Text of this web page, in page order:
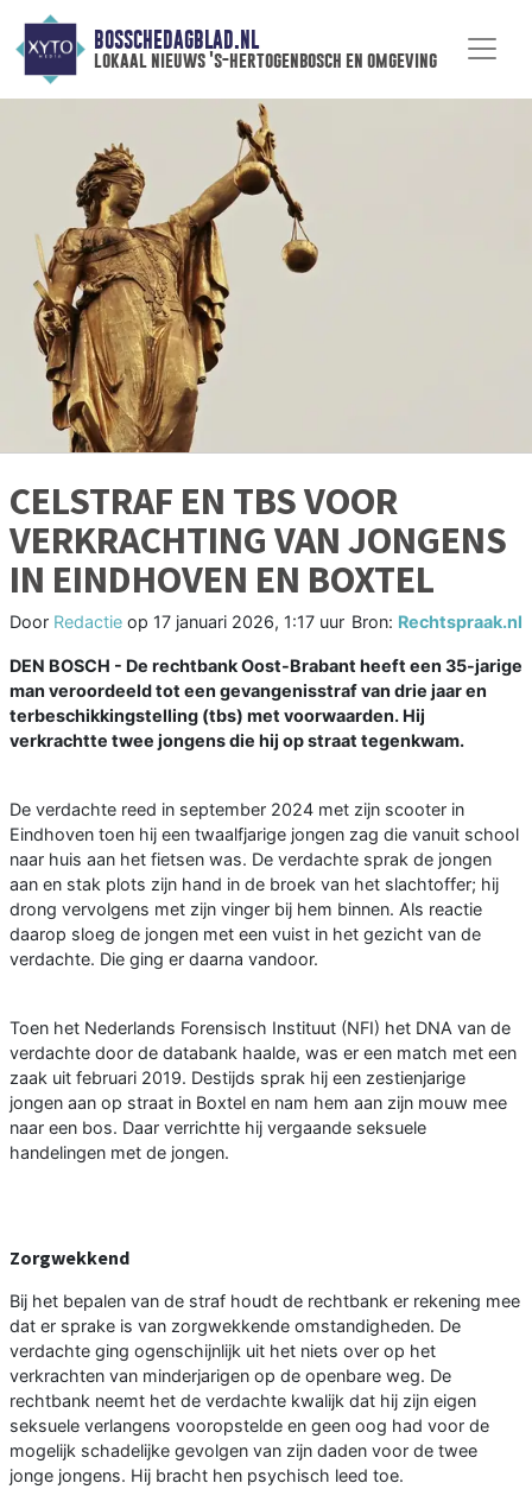
BOSSCHEDAGBLAD.NL
lokaal nieuws 's-hertogenbosch en omgeving
CELSTRAF EN TBS VOOR
VERKRACHTING VAN JONGENS
IN EINDHOVEN EN BOXTEL
Door Redactie op 17 januari 2026, 1:17 uur Bron: Rechtspraak.nl
DEN BOSCH - De rechtbank Oost-Brabant heeft een 35-jarige
man veroordeeld tot een gevangenisstraf van drie jaar en
terbeschikkingstelling (tbs) met voorwaarden. Hij
verkrachtte twee jongens die hij op straat tegenkwam.
De verdachte reed in september 2024 met zijn scooter in
Eindhoven toen hij een twaalfjarige jongen zag die vanuit school
naar huis aan het fietsen was. De verdachte sprak de jongen
aan en stak plots zijn hand in de broek van het slachtoffer; hij
drong vervolgens met zijn vinger bij hem binnen. Als reactie
daarop sloeg de jongen met een vuist in het gezicht van de
verdachte. Die ging er daarna vandoor.
Toen het Nederlands Forensisch Instituut (NFI) het DNA van de
verdachte door de databank haalde, was er een match met een
zaak uit februari 2019. Destijds sprak hij een zestienjarige
jongen aan op straat in Boxtel en nam hem aan zijn mouw mee
naar een bos. Daar verrichtte hij vergaande seksuele
handelingen met de jongen.
Zorgwekkend
Bij het bepalen van de straf houdt de rechtbank er rekening mee
dat er sprake is van zorgwekkende omstandigheden. De
verdachte ging ogenschijnlijk uit het niets over op het
verkrachten van minderjarigen op de openbare weg. De
rechtbank neemt het de verdachte kwalijk dat hij zijn eigen
seksuele verlangens vooropstelde en geen oog had voor de
mogelijk schadelijke gevolgen van zijn daden voor de twee
jonge jongens. Hij bracht hen psychisch leed toe.